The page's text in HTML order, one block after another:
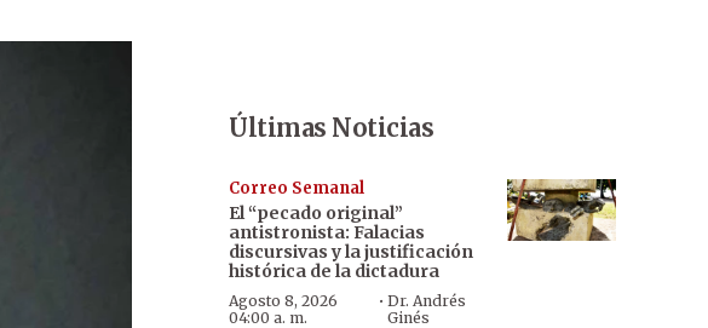
Últimas Noticias
Correo Semanal
El “pecado original”
antistronista: Falacias
discursivas y la justificación
histórica de la dictadura
Agosto 8, 2026
04:00 a. m.
·Dr. Andrés
Ginés